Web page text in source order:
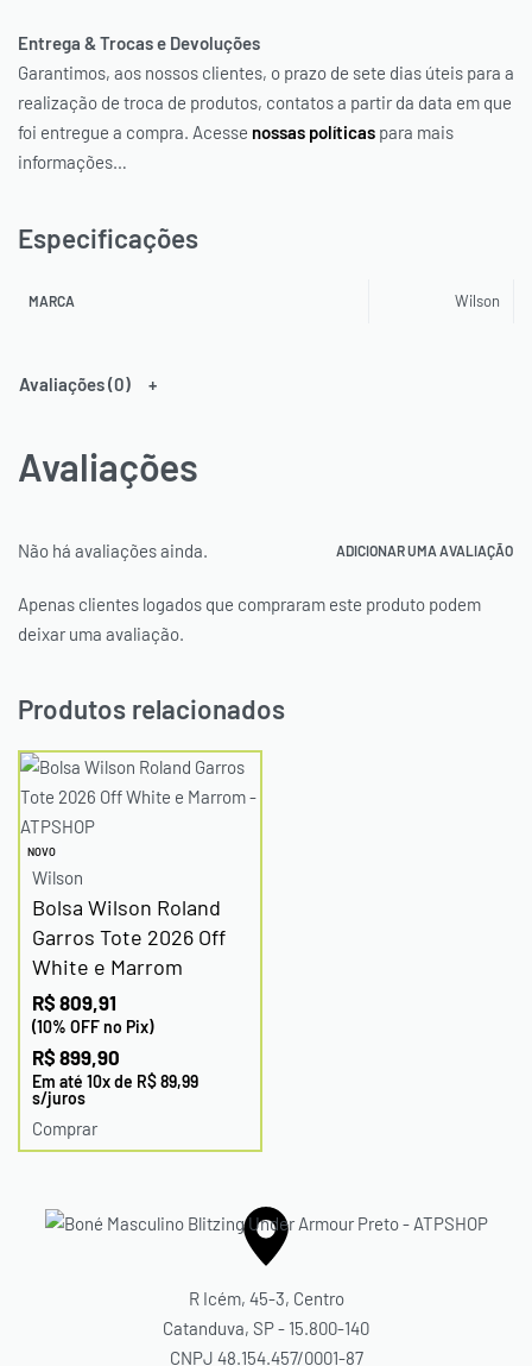
Entrega & Trocas e Devoluções
Garantimos, aos nossos clientes, o prazo de sete dias úteis para a
realização de troca de produtos, contatos a partir da data em que
foi entregue a compra. Acesse nossas políticas para mais
informações…
Especificações
MARCA Wilson
Avaliações (0)
Avaliações
Não há avaliações ainda. ADICIONAR UMA AVALIAÇÃO
Apenas clientes logados que compraram este produto podem
deixar uma avaliação.
Produtos relacionados
NOVO
Wilson
Bolsa Wilson Roland
Garros Tote 2026 Off
White e Marrom
R$ 809,91
(10% OFF no Pix)
R$ 899,90
Em até 10x de R$89,99
s/juros
Comprar
R Icém, 45-3, Centro
Catanduva, SP - 15.800-140
CNPJ 48.154.457/0001-87